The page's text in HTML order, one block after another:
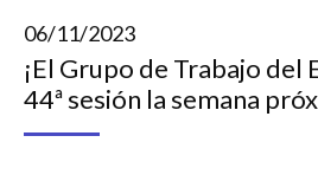
06/11/2023
¡El Grupo de Trabajo del
44ª sesión la semana